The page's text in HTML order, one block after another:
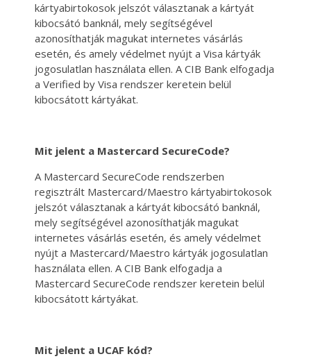
kártyabirtokosok jelszót választanak a kártyát
kibocsátó banknál, mely segítségével
azonosíthatják magukat internetes vásárlás
esetén, és amely védelmet nyújt a Visa kártyák
jogosulatlan használata ellen. A CIB Bank elfogadja
a Verified by Visa rendszer keretein belül
kibocsátott kártyákat.
Mit jelent a Mastercard SecureCode?
A Mastercard SecureCode rendszerben
regisztrált Mastercard/Maestro kártyabirtokosok
jelszót választanak a kártyát kibocsátó banknál,
mely segítségével azonosíthatják magukat
internetes vásárlás esetén, és amely védelmet
nyújt a Mastercard/Maestro kártyák jogosulatlan
használata ellen. A CIB Bank elfogadja a
Mastercard SecureCode rendszer keretein belül
kibocsátott kártyákat.
Mit jelent a UCAF kód?